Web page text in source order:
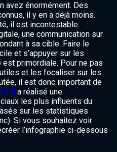
avez énormément. Des
il y en a déjà moins.
il est incontestable
une communication sur
à sa cible. Faire le
et s’appuyer sur les
primordiale. Pour ne pas
et les focaliser sur les
il est donc important de
a réalisé une
les plus influents du
sur les statistiques
Si vous souhaitez voir
l’infographie ci-dessous